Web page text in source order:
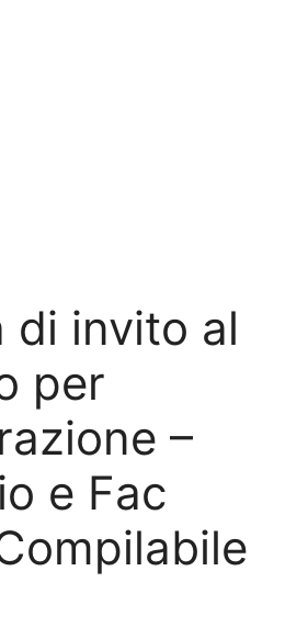
di invito al
per
–
e Fac